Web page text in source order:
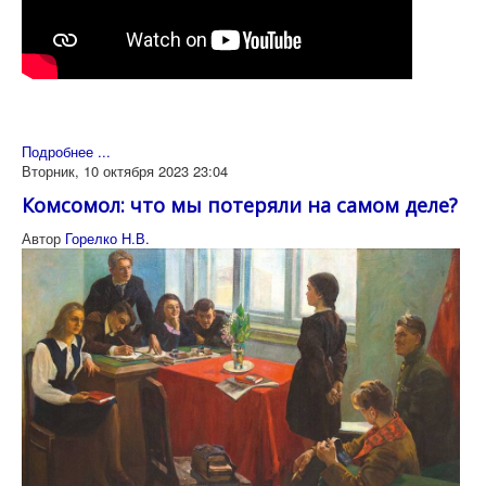
Подробнее ...
Вторник, 10 октября 2023 23:04
Комсомол: что мы потеряли на самом деле?
Автор Горелко Н.В.